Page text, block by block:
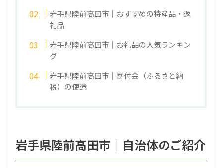
岩手県陸前高田市｜おすすめの特産品・返
礼品
岩手県陸前高田市｜お礼品の人気ランキン
グ
岩手県陸前高田市｜寄付金（ふるさと納
税）の使途
岩手県陸前高田市｜自治体のご紹介